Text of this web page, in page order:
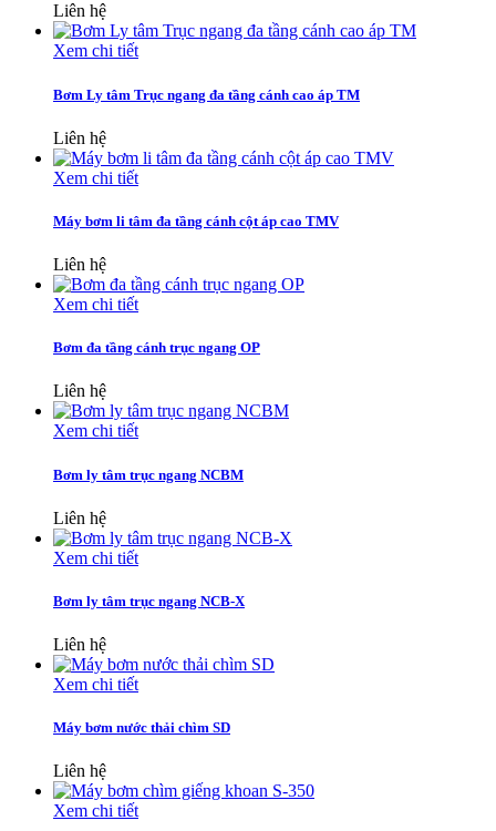
Liên hệ
Xem chi tiết
Bơm Ly tâm Trục ngang đa tầng cánh cao áp TM
Liên hệ
Xem chi tiết
Máy bơm li tâm đa tầng cánh cột áp cao TMV
Liên hệ
Xem chi tiết
Bơm đa tầng cánh trục ngang OP
Liên hệ
Xem chi tiết
Bơm ly tâm trục ngang NCBM
Liên hệ
Xem chi tiết
Bơm ly tâm trục ngang NCB-X
Liên hệ
Xem chi tiết
Máy bơm nước thải chìm SD
Liên hệ
Xem chi tiết